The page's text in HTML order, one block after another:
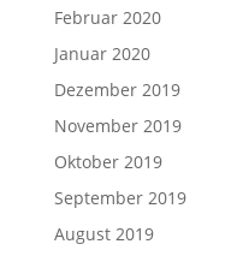
Februar 2020
Januar 2020
Dezember 2019
November 2019
Oktober 2019
September 2019
August 2019